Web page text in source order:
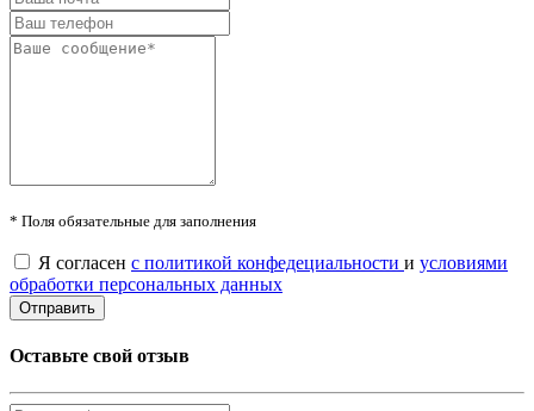
* Поля обязательные для заполнения
Я согласен с политикой конфедециальности и условиями
обработки персональных данных
Оставьте свой отзыв